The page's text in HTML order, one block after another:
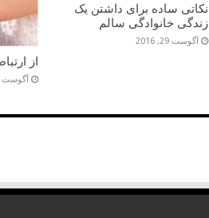
نکاتی ساده برای داشتن یک
زندگی خانوادگی سالم
آگوست 29, 2016
از
آگوست 5, 2016